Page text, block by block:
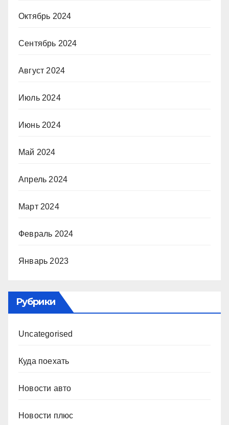
Октябрь 2024
Сентябрь 2024
Август 2024
Июль 2024
Июнь 2024
Май 2024
Апрель 2024
Март 2024
Февраль 2024
Январь 2023
Рубрики
Uncategorised
Куда поехать
Новости авто
Новости плюс